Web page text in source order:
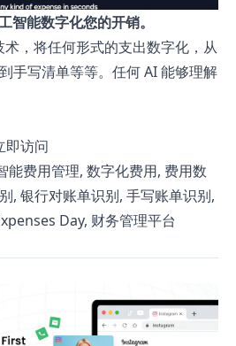
智能数字化您的开销。
，将任何形式的支出数字化，从
手写清单等等。任何 AI 能够理解
即访问
能费用管理, 数字化费用, 费用数
, 银行对账单识别, 手写账单识别,
Day, 财务管理平台